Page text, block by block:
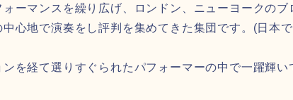
ォーマンスを繰り広げ、ロンドン、ニューヨークのブ
中心地で演奏をし評判を集めてきた集団です。(日本
を経て選りすぐられたパフォーマーの中で一躍輝い